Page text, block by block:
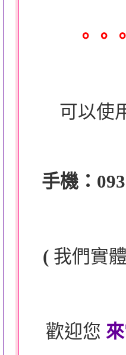
。。
可以使
手機：
( 我們實
歡迎您